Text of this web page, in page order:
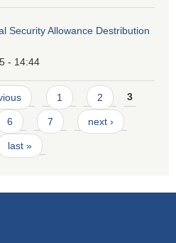
Security Allowance Destribution
- 14:44
1 2 3
6 7 next ›
last »